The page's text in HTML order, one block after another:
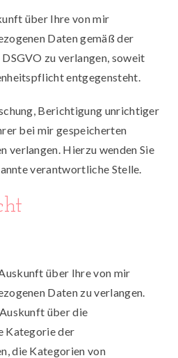
über Ihre von mir
Daten gemäß der
zu verlangen, soweit
entgegensteht.
Berichtigung unrichtiger
bei mir gespeicherten
verlangen. Hierzu wenden Sie
verantwortliche Stelle.
über Ihre von mir
Daten zu verlangen.
über die
Kategorie der
die Kategorien von